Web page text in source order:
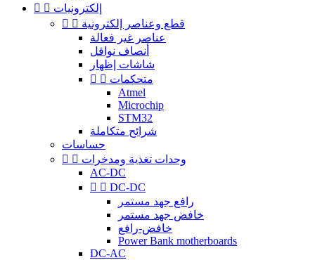
  إلكترونيات
  قطع وعناصر إلكترونية
عناصر غير فعالة
أنصاف نواقل
شاشات إظهار
  متحكمات
Atmel
Microchip
STM32
شرائح متكاملة
حساسات
  وحدات تغذية ومدخرات
AC-DC
  DC-DC
رافع جهد مستمر
خافض جهد مستمر
خافض-رافع
Power Bank motherboards
DC-AC